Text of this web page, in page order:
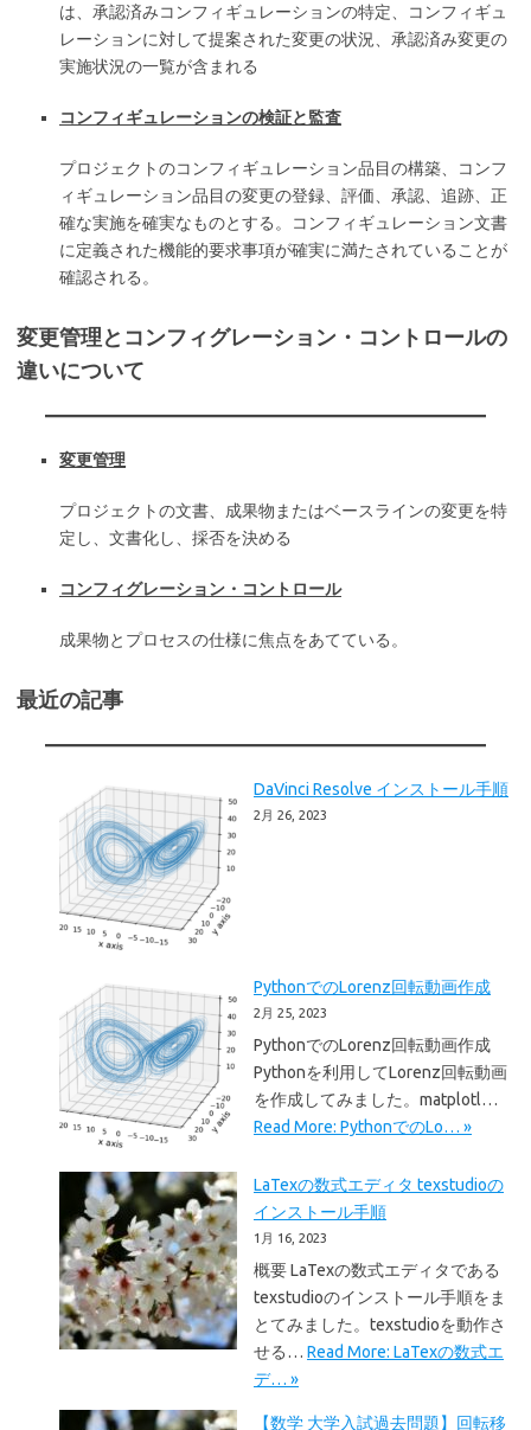
は、承認済みコンフィギュレーションの特定、コンフィギュ
レーションに対して提案された変更の状況、承認済み変更の
実施状況の一覧が含まれる
コンフィギュレーションの検証と監査
プロジェクトのコンフィギュレーション品目の構築、コンフ
ィギュレーション品目の変更の登録、評価、承認、追跡、正
確な実施を確実なものとする。コンフィギュレーション文書
に定義された機能的要求事項が確実に満たされていることが
確認される。
変更管理とコンフィグレーション・コントロールの
違いについて
変更管理
プロジェクトの文書、成果物またはベースラインの変更を特
定し、文書化し、採否を決める
コンフィグレーション・コントロール
成果物とプロセスの仕様に焦点をあてている。
最近の記事
DaVinci Resolve インストール手順
2月 26, 2023
PythonでのLorenz回転動画作成
2月 25, 2023
PythonでのLorenz回転動画作成
Pythonを利用してLorenz回転動画
を作成してみました。matplotl…
Read More: PythonでのLo… »
LaTexの数式エディタ texstudioの
インストール手順
1月 16, 2023
概要 LaTexの数式エディタである
texstudioのインストール手順をま
とてみました。texstudioを動作さ
せる… Read More: LaTexの数式エ
デ… »
【数学 大学入試過去問題】回転移